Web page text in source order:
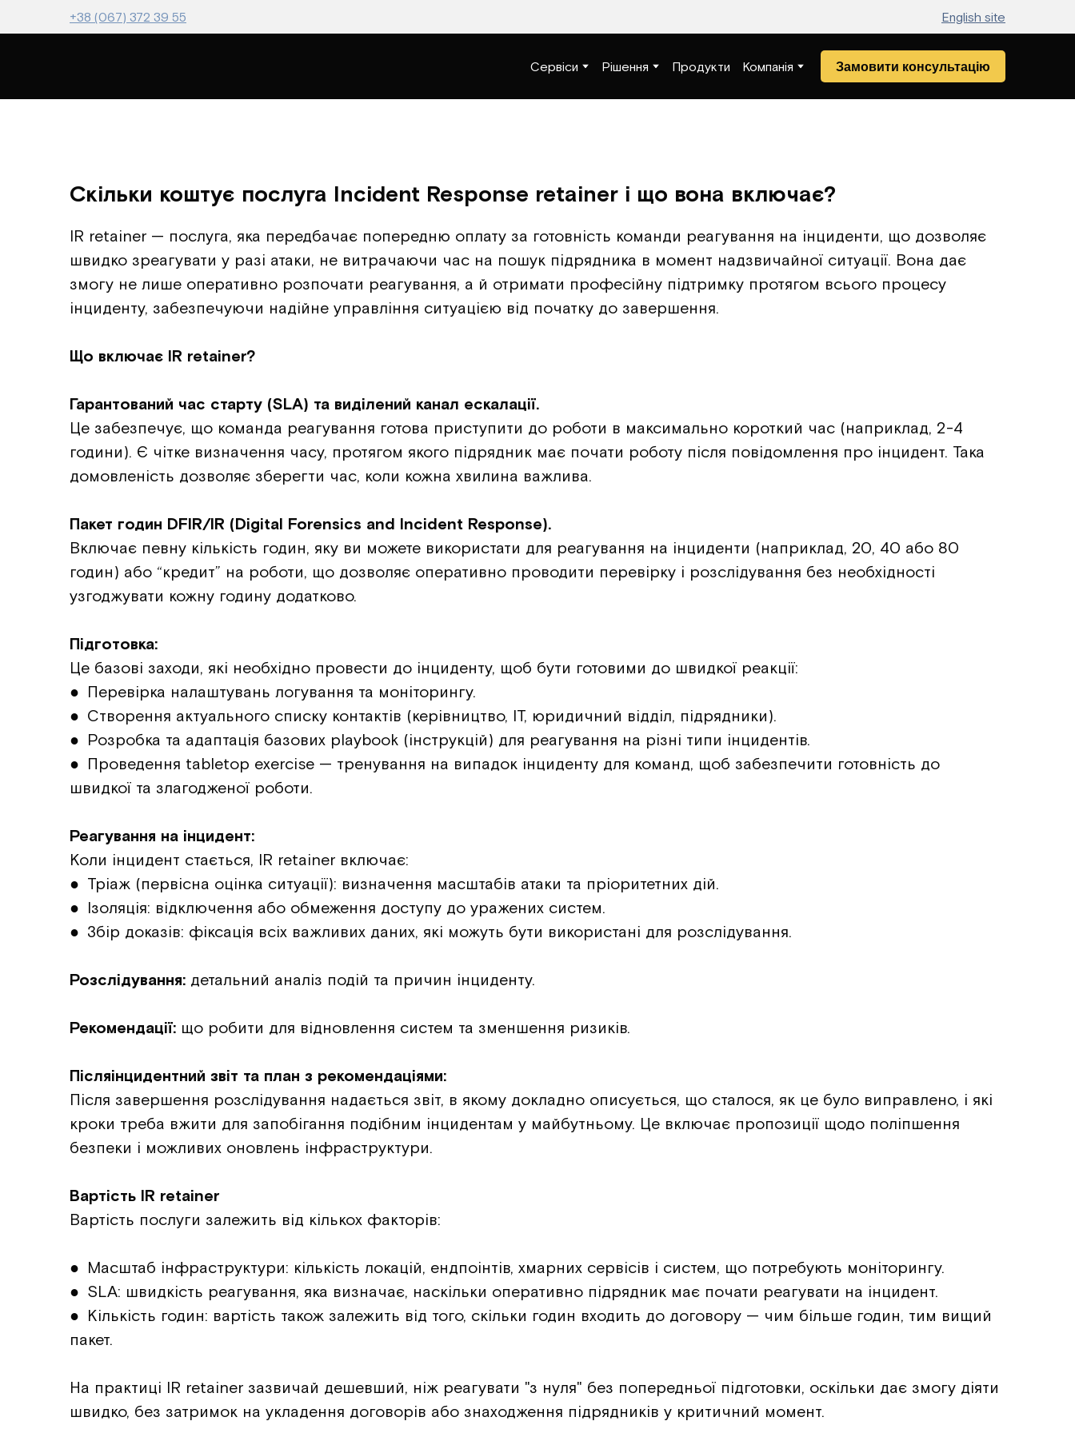
+38 (067) 372 39 55 English site
Сервіси Рішення Продукти Компанія Замовити консультацію
Скільки коштує послуга Incident Response retainer і що вона включає?
IR retainer — послуга, яка передбачає попередню оплату за готовність команди реагування на інциденти, що дозволяє
швидко зреагувати у разі атаки, не витрачаючи час на пошук підрядника в момент надзвичайної ситуації. Вона дає
змогу не лише оперативно розпочати реагування, а й отримати професійну підтримку протягом всього процесу
інциденту, забезпечуючи надійне управління ситуацією від початку до завершення.
Що включає IR retainer?
Гарантований час старту (SLA) та виділений канал ескалації.
Це забезпечує, що команда реагування готова приступити до роботи в максимально короткий час (наприклад, 2-4
години). Є чітке визначення часу, протягом якого підрядник має почати роботу після повідомлення про інцидент. Така
домовленість дозволяє зберегти час, коли кожна хвилина важлива.
Пакет годин DFIR/IR (Digital Forensics and Incident Response).
Включає певну кількість годин, яку ви можете використати для реагування на інциденти (наприклад, 20, 40 або 80
годин) або “кредит” на роботи, що дозволяє оперативно проводити перевірку і розслідування без необхідності
узгоджувати кожну годину додатково.
Підготовка:
Це базові заходи, які необхідно провести до інциденту, щоб бути готовими до швидкої реакції:
● Перевірка налаштувань логування та моніторингу.
● Створення актуального списку контактів (керівництво, ІТ, юридичний відділ, підрядники).
● Розробка та адаптація базових playbook (інструкцій) для реагування на різні типи інцидентів.
● Проведення tabletop exercise — тренування на випадок інциденту для команд, щоб забезпечити готовність до
швидкої та злагодженої роботи.
Реагування на інцидент:
Коли інцидент стається, IR retainer включає:
● Тріаж (первісна оцінка ситуації): визначення масштабів атаки та пріоритетних дій.
● Ізоляція: відключення або обмеження доступу до уражених систем.
● Збір доказів: фіксація всіх важливих даних, які можуть бути використані для розслідування.
Розслідування: детальний аналіз подій та причин інциденту.
Рекомендації: що робити для відновлення систем та зменшення ризиків.
Післяінцидентний звіт та план з рекомендаціями:
Після завершення розслідування надається звіт, в якому докладно описується, що сталося, як це було виправлено, і які
кроки треба вжити для запобігання подібним інцидентам у майбутньому. Це включає пропозиції щодо поліпшення
безпеки і можливих оновлень інфраструктури.
Вартість IR retainer
Вартість послуги залежить від кількох факторів:
● Масштаб інфраструктури: кількість локацій, ендпоінтів, хмарних сервісів і систем, що потребують моніторингу.
● SLA: швидкість реагування, яка визначає, наскільки оперативно підрядник має почати реагувати на інцидент.
● Кількість годин: вартість також залежить від того, скільки годин входить до договору — чим більше годин, тим вищий
пакет.
На практиці IR retainer зазвичай дешевший, ніж реагувати "з нуля" без попередньої підготовки, оскільки дає змогу діяти
швидко, без затримок на укладення договорів або знаходження підрядників у критичний момент.